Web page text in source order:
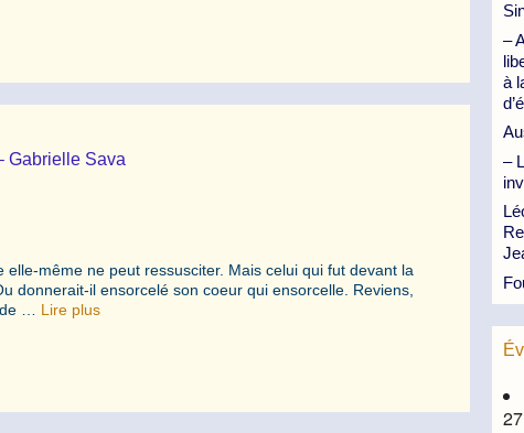
Gabrielle Sava
même ne peut ressusciter. Mais celui qui fut devant la
donnerait-il ensorcelé son coeur qui ensorcelle. Reviens,
… Lire plus
–
à
–